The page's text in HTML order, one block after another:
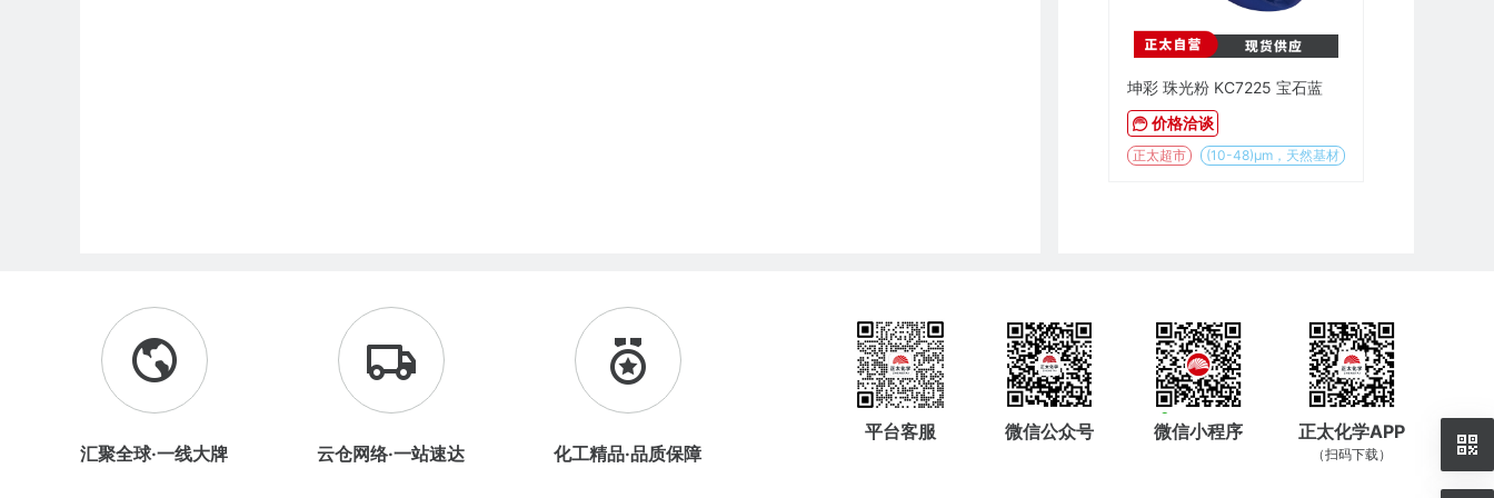
坤彩 珠光粉 KC7225 宝石蓝
价格洽谈
正太超市 (10-48)µm，天然基材
汇聚全球·一线大牌 云仓网络·一站速达 化工精品·品质保障
平台客服 微信公众号 微信小程序 正太化学APP
（扫码下载）